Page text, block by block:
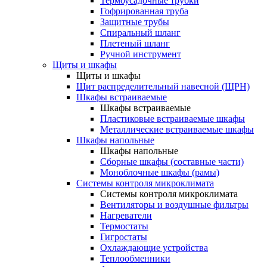
Гофрированная труба
Защитные трубы
Спиральный шланг
Плетеный шланг
Ручной инструмент
Щиты и шкафы
Щиты и шкафы
Щит распределительный навесной (ЩРН)
Шкафы встраиваемые
Шкафы встраиваемые
Пластиковые встраиваемые шкафы
Металлические встраиваемые шкафы
Шкафы напольные
Шкафы напольные
Сборные шкафы (составные части)
Моноблочные шкафы (рамы)
Системы контроля микроклимата
Системы контроля микроклимата
Вентиляторы и воздушные фильтры
Нагреватели
Термостаты
Гигростаты
Охлаждающие устройства
Теплообменники